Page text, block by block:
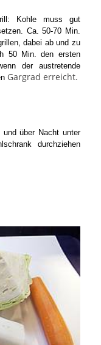
Kohle muss gut
Ca. 50-70 Min.
dabei ab und zu
50 Min. den ersten
der austretende
Gargrad erreicht.
über Nacht unter
durchziehen